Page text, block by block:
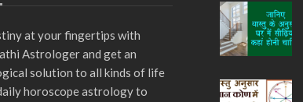
at your fingertips with
Astrologer and get an
solution to all kinds of life
horoscope astrology to